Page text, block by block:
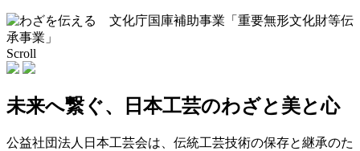
Scroll
未来へ繋ぐ、 日本工芸のわざと美と心
公益社団法人日本工芸会は、伝統工芸技術の保存と継承のた